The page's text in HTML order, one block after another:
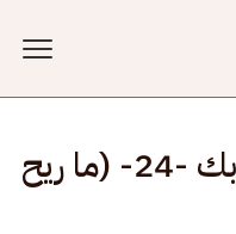
شرح قصيدة الزم باب ربك -24- (ما ريح